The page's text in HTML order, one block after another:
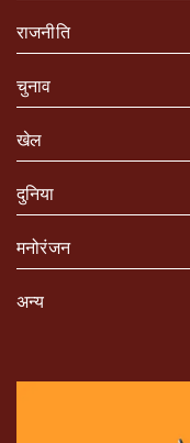
राजनीति
चुनाव
खेल
दुनिया
मनोरंजन
अन्य